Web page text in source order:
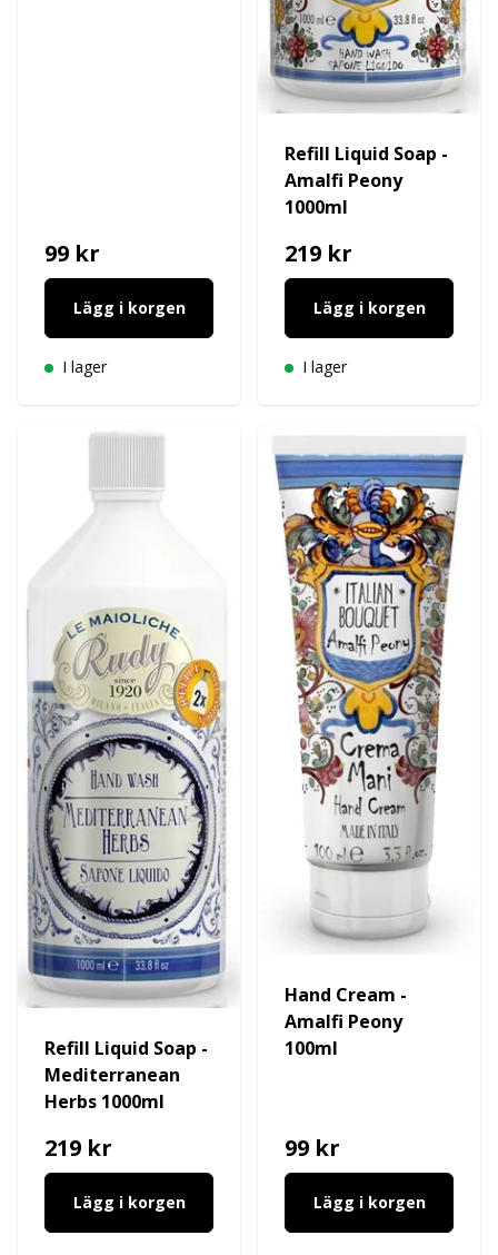
99 kr
Lägg i korgen
I lager
Refill Liquid Soap -
Amalfi Peony
1000ml
219 kr
Lägg i korgen
I lager
Refill Liquid Soap -
Mediterranean
Herbs 1000ml
219 kr
Lägg i korgen
Hand Cream -
Amalfi Peony
100ml
99 kr
Lägg i korgen